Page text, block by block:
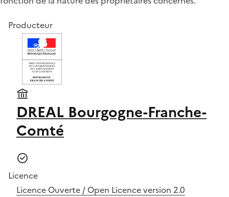
Producteur
DREAL Bourgogne-Franche-
Comté
Licence
Licence Ouverte / Open Licence version 2.0